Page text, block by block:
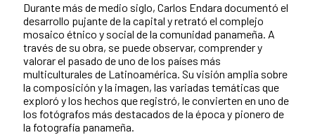
Durante más de medio siglo, Carlos Endara documentó el
desarrollo pujante de la capital y retrató el complejo
mosaico étnico y social de la comunidad panameña. A
través de su obra, se puede observar, comprender y
valorar el pasado de uno de los países más
multiculturales de Latinoamérica. Su visión amplia sobre
la composición y la imagen, las variadas temáticas que
exploró y los hechos que registró, le convierten en uno de
los fotógrafos más destacados de la época y pionero de
la fotografía panameña.